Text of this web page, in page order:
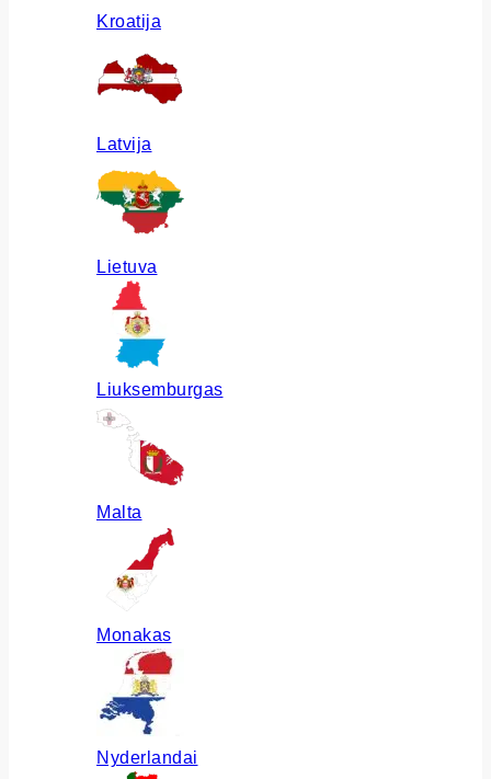
Kroatija
Latvija
Lietuva
Liuksemburgas
Malta
Monakas
Nyderlandai